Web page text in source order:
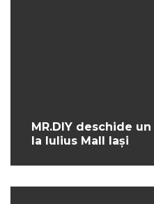
MR.DIY deschide
la Iulius Mall Iași